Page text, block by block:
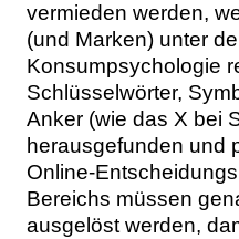
vermieden werden,
(und Marken) unter
Konsumpsychologie
Schlüsselwörter,
Anker (wie das X bei
herausgefunden und
Online-
Bereichs müssen
ausgelöst werden,